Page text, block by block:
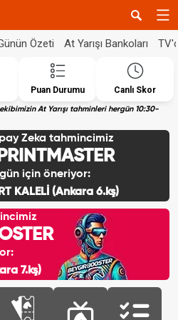
Özeti At Yarışı Bankoları
Puan Durumu Canlı Skor
At Yarışı tahminleri hergün 10:30-
Zeka tahmincimiz
için öneriyor:
KALELİ (Ankara 6.kş)
7.kş)